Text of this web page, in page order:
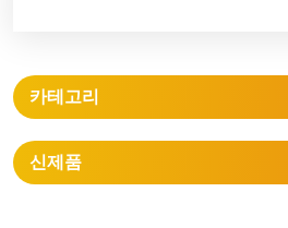
카테고리
신제품